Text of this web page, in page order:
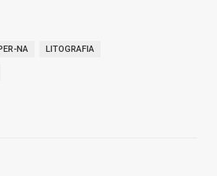
NA LITOGRAFIA